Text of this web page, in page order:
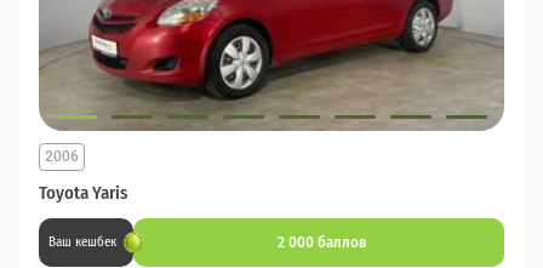
Toyota Yaris
2006
Ваш кешбек 2 000 баллов